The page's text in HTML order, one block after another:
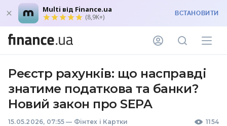
Multi від Finance.ua
(8,9K+) ВСТАНОВИТИ
Реєстр рахунків: що насправді
знатиме податкова та банки?
Новий закон про SEPA
15.05.2026, 07:55 — Фінтех і Картки 1154